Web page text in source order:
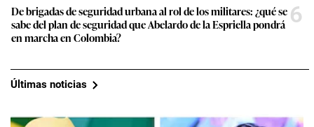
De brigadas de seguridad urbana al rol de los militares: ¿qué se
sabe del plan de seguridad que Abelardo de la Espriella pondrá
en marcha en Colombia?
6
Últimas noticias